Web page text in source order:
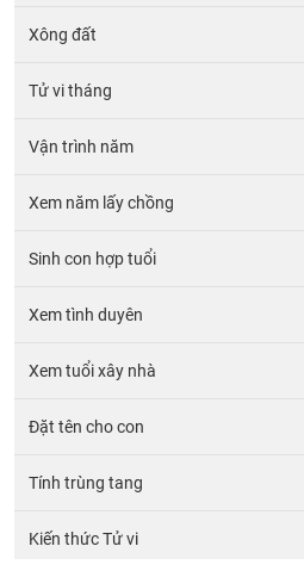
Xông đất
Tử vi tháng
Vận trình năm
Xem năm lấy chồng
Sinh con hợp tuổi
Xem tình duyên
Xem tuổi xây nhà
Đặt tên cho con
Tính trùng tang
Kiến thức Tử vi